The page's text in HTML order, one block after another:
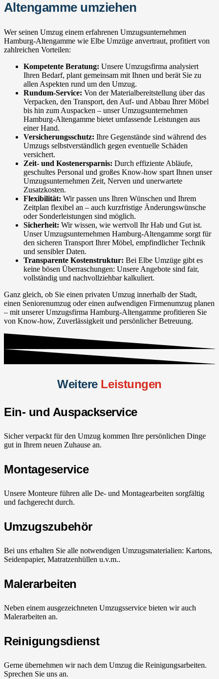
Altengamme umziehen
Wer seinen Umzug einem erfahrenen Umzugsunternehmen
Hamburg-Altengamme wie Elbe Umzüge anvertraut, profitiert von
zahlreichen Vorteilen:
Kompetente Beratung: Unsere Umzugsfirma analysiert
Ihren Bedarf, plant gemeinsam mit Ihnen und berät Sie zu
allen Aspekten rund um den Umzug.
Rundum-Service: Von der Materialbereitstellung über das
Verpacken, den Transport, den Auf- und Abbau Ihrer Möbel
bis hin zum Auspacken – unser Umzugsunternehmen
Hamburg-Altengamme bietet umfassende Leistungen aus
einer Hand.
Versicherungsschutz: Ihre Gegenstände sind während des
Umzugs selbstverständlich gegen eventuelle Schäden
versichert.
Zeit- und Kostenersparnis: Durch effiziente Abläufe,
geschultes Personal und großes Know-how spart Ihnen unser
Umzugsunternehmen Zeit, Nerven und unerwartete
Zusatzkosten.
Flexibilität: Wir passen uns Ihren Wünschen und Ihrem
Zeitplan flexibel an – auch kurzfristige Änderungswünsche
oder Sonderleistungen sind möglich.
Sicherheit: Wir wissen, wie wertvoll Ihr Hab und Gut ist.
Unser Umzugsunternehmen Hamburg-Altengamme sorgt für
den sicheren Transport Ihrer Möbel, empfindlicher Technik
und sensibler Daten.
Transparente Kostenstruktur: Bei Elbe Umzüge gibt es
keine bösen Überraschungen: Unsere Angebote sind fair,
vollständig und nachvollziehbar kalkuliert.
Ganz gleich, ob Sie einen privaten Umzug innerhalb der Stadt,
einen Seniorenumzug oder einen aufwendigen Firmenumzug planen
– mit unserer Umzugsfirma Hamburg-Altengamme profitieren Sie
von Know-how, Zuverlässigkeit und persönlicher Betreuung.
Weitere Leistungen
Ein- und Auspackservice
Sicher verpackt für den Umzug kommen Ihre persönlichen Dinge
gut in Ihrem neuen Zuhause an.
Montageservice
Unsere Monteure führen alle De- und Montagearbeiten sorgfältig
und fachgerecht durch.
Umzugszubehör
Bei uns erhalten Sie alle notwendigen Umzugsmaterialien: Kartons,
Seidenpapier, Matratzenhüllen u.v.m..
Malerarbeiten
Neben einem ausgezeichneten Umzugsservice bieten wir auch
Malerarbeiten an.
Reinigungsdienst
Gerne übernehmen wir nach dem Umzug die Reinigungsarbeiten.
Sprechen Sie uns an.